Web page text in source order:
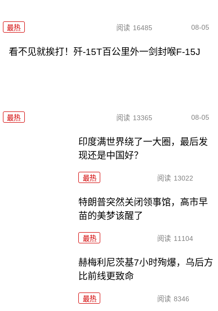
最热 阅读 16485 08-05
看不见就挨打！歼-15T百公里外一剑封喉F-15J
最热 阅读 13365 08-05
印度满世界绕了一大圈，最后发
现还是中国好？
最热 阅读 13022
特朗普突然关闭领事馆，高市早
苗的美梦该醒了
最热 阅读 11104
赫梅利尼茨基7小时殉爆，乌后方
比前线更致命
最热 阅读 8346